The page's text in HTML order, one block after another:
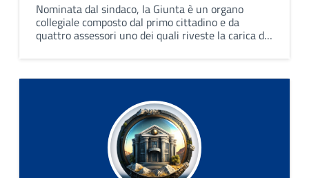
Nominata dal sindaco, la Giunta è un organo
collegiale composto dal primo cittadino e da
quattro assessori uno dei quali riveste la carica di
del comune ed opera attraverso deliberazioni
collegiali.